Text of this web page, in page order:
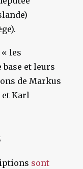
les
et leurs
de Markus
et Karl
sont